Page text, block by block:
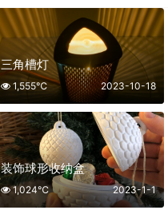
三角槽灯
2023-10-18
1,555℃
装饰球形收纳盒
2023-1-1
1,024℃